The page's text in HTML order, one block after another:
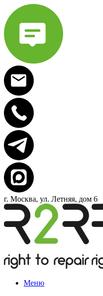
г. Москва, ул. Летняя, дом 6
Меню